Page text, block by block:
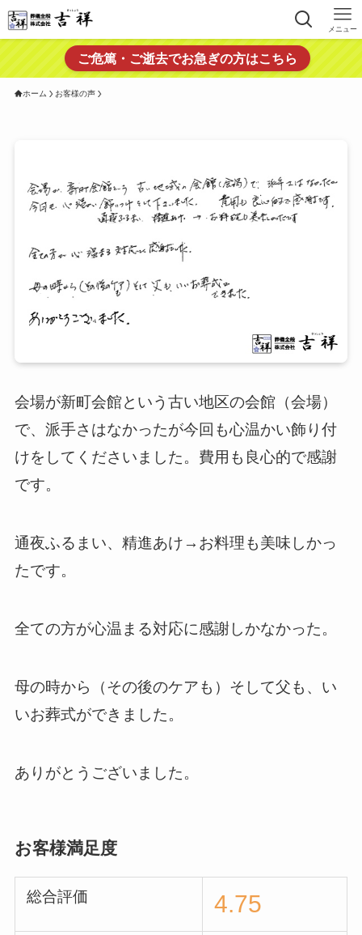
メニュー
ご危篤・ご逝去でお急ぎの方はこちら
ホーム お客様の声
会場が新町会館という古い地区の会館（会場）
で、派手さはなかったが今回も心温かい飾り付
けをしてくださいました。費用も良心的で感謝
です。
通夜ふるまい、精進あけ→お料理も美味しかっ
たです。
全ての方が心温まる対応に感謝しかなかった。
母の時から（その後のケアも）そして父も、い
いお葬式ができました。
ありがとうございました。
お客様満足度
総合評価 4.75